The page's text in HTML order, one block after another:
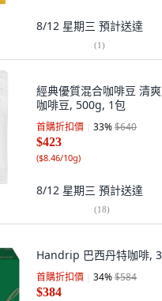
8/12 星期三 預計送達
(1)
經典優質混合咖啡豆 清
咖啡豆, 500g, 1包
首購折扣價 33%$640
$423
($8.46/10g)
8/12 星期三 預計送達
(18)
Handrip 巴西丹特咖啡,
首購折扣價 34%$584
$384